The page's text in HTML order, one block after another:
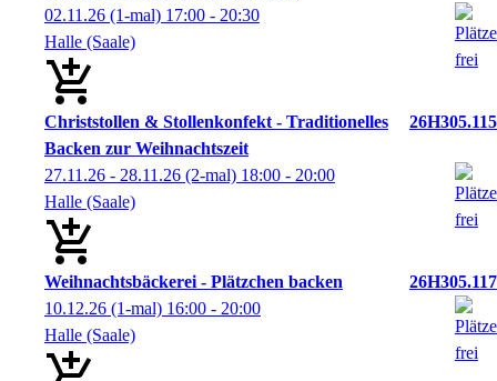
02.11.26 (1-mal) 17:00 - 20:30
Halle (Saale)
Christstollen & Stollenkonfekt - Traditionelles
Backen zur Weihnachtszeit
26H305.115
27.11.26 - 28.11.26 (2-mal) 18:00 - 20:00
Halle (Saale)
Weihnachtsbäckerei - Plätzchen backen
26H305.117
10.12.26 (1-mal) 16:00 - 20:00
Halle (Saale)